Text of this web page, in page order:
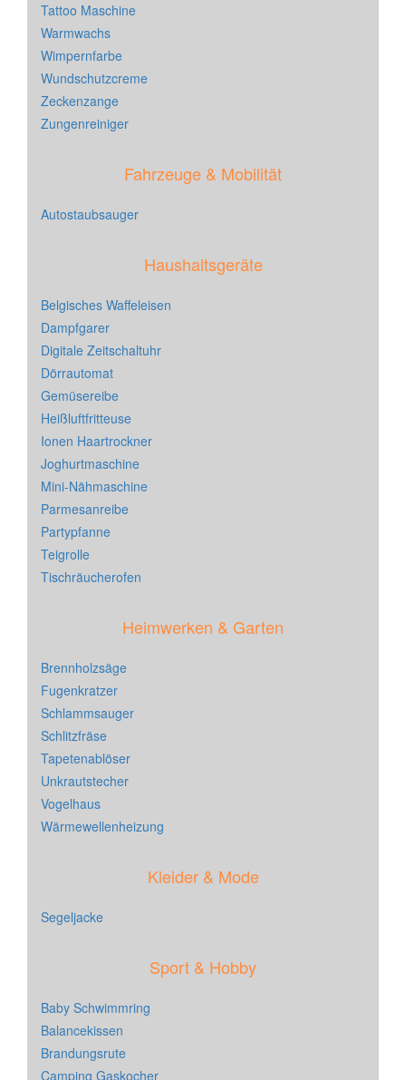
Tattoo Maschine
Warmwachs
Wimpernfarbe
Wundschutzcreme
Zeckenzange
Zungenreiniger
Fahrzeuge & Mobilität
Autostaubsauger
Haushaltsgeräte
Belgisches Waffeleisen
Dampfgarer
Digitale Zeitschaltuhr
Dörrautomat
Gemüsereibe
Heißluftfritteuse
Ionen Haartrockner
Joghurtmaschine
Mini-Nähmaschine
Parmesanreibe
Partypfanne
Teigrolle
Tischräucherofen
Heimwerken & Garten
Brennholzsäge
Fugenkratzer
Schlammsauger
Schlitzfräse
Tapetenablöser
Unkrautstecher
Vogelhaus
Wärmewellenheizung
Kleider & Mode
Segeljacke
Sport & Hobby
Baby Schwimmring
Balancekissen
Brandungsrute
Camping Gaskocher